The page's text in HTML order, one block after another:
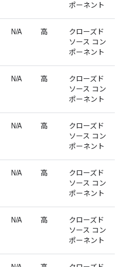
ポーネント
N/A 高
クローズド
ソース コン
ポーネント
N/A 高
クローズド
ソース コン
ポーネント
N/A 高
クローズド
ソース コン
ポーネント
N/A 高
クローズド
ソース コン
ポーネント
N/A 高
クローズド
ソース コン
ポーネント